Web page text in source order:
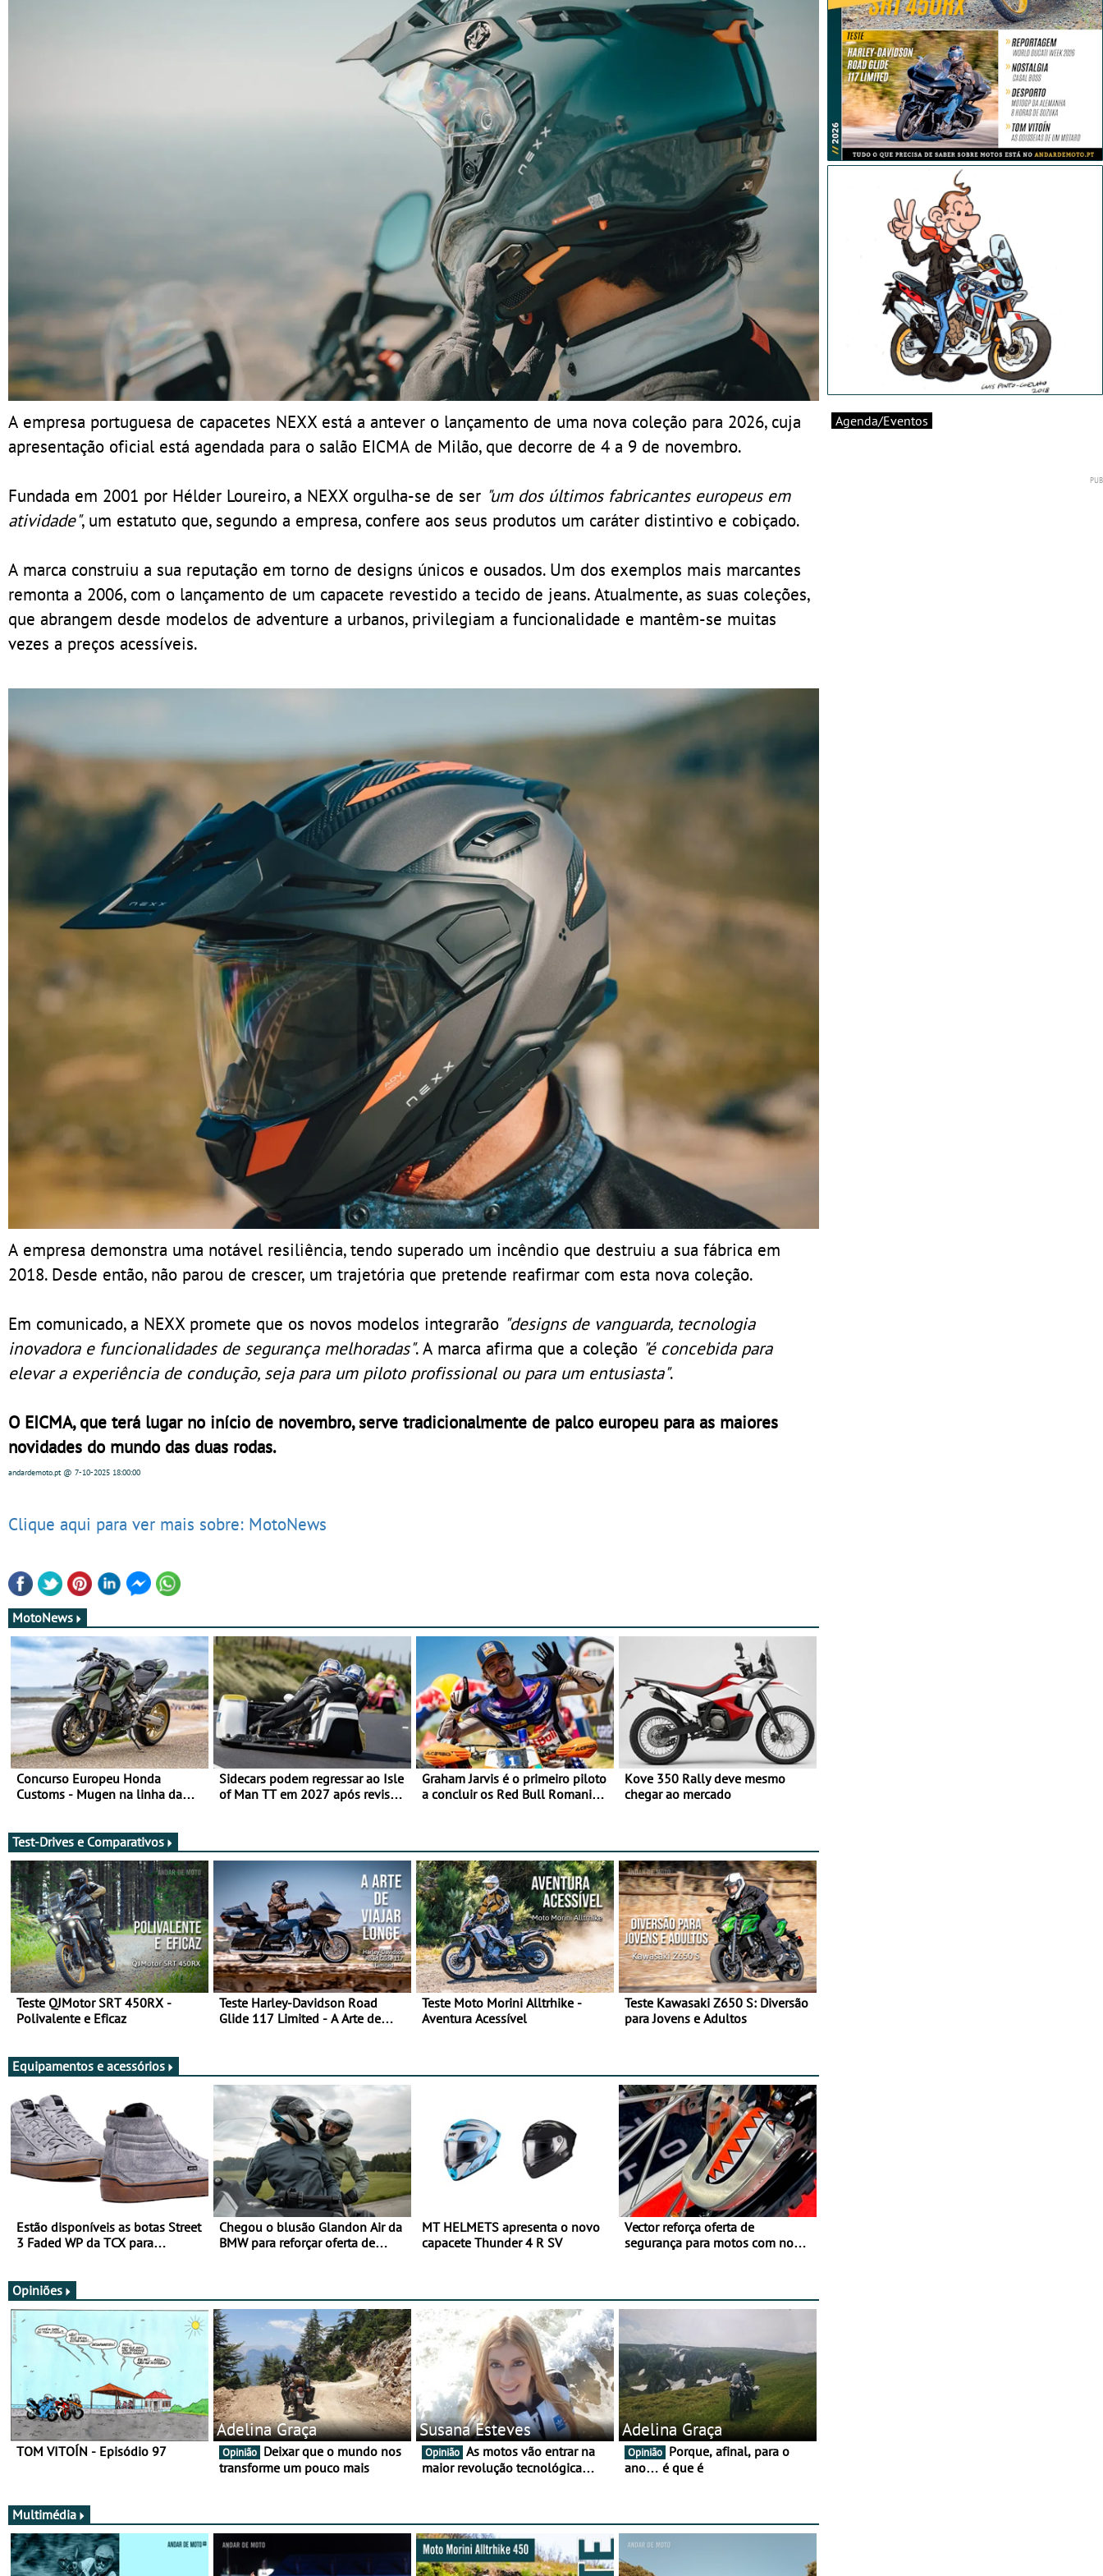
A empresa portuguesa de capacetes NEXX está a antever o lançamento de uma nova coleção para 2026, cuja
apresentação oficial está agendada para o salão EICMA de Milão, que decorre de 4 a 9 de novembro.
Fundada em 2001 por Hélder Loureiro, a NEXX orgulha-se de ser "um dos últimos fabricantes europeus em
atividade", um estatuto que, segundo a empresa, confere aos seus produtos um caráter distintivo e cobiçado.
A marca construiu a sua reputação em torno de designs únicos e ousados. Um dos exemplos mais marcantes
remonta a 2006, com o lançamento de um capacete revestido a tecido de jeans. Atualmente, as suas coleções,
que abrangem desde modelos de adventure a urbanos, privilegiam a funcionalidade e mantêm-se muitas
vezes a preços acessíveis.
A empresa demonstra uma notável resiliência, tendo superado um incêndio que destruiu a sua fábrica em
2018. Desde então, não parou de crescer, um trajetória que pretende reafirmar com esta nova coleção.
Em comunicado, a NEXX promete que os novos modelos integrarão "designs de vanguarda, tecnologia
inovadora e funcionalidades de segurança melhoradas". A marca afirma que a coleção "é concebida para
elevar a experiência de condução, seja para um piloto profissional ou para um entusiasta".
O EICMA, que terá lugar no início de novembro, serve tradicionalmente de palco europeu para as maiores
novidades do mundo das duas rodas.
andardemoto.pt@ 7-10-2025 18:00:00
Clique aqui para ver mais sobre: MotoNews
MotoNews
Concurso Europeu Honda
Customs - Mugen na linha da
Sidecars podem regressar ao Isle
of Man TT em 2027 após revisão
Graham Jarvis é o primeiro piloto
a concluir os Red Bull Romaniacs
Kove 350 Rally deve mesmo
chegar ao mercado
Test-Drives e Comparativos
Teste QJMotor SRT 450RX -
Polivalente e Eficaz
Teste Harley-Davidson Road
Glide 117 Limited - A Arte de
Teste Moto Morini Alltrhike -
Aventura Acessível
Teste Kawasaki Z650 S: Diversão
para Jovens e Adultos
Equipamentos e acessórios
Estão disponíveis as botas Street
3 Faded WP da TCX para
Chegou o blusão Glandon Air da
BMW para reforçar oferta de
MT HELMETS apresenta o novo
capacete Thunder 4 R SV
Vector reforça oferta de
segurança para motos com nova
Opiniões
TOM VITOÍN - Episódio 97
Adelina Graça
Opinião
transforme um pouco mais
Susana Esteves
Opinião
maior revolução tecnológica
Adelina Graça
Opinião
ano… é que é
Multimédia
Agenda/Eventos